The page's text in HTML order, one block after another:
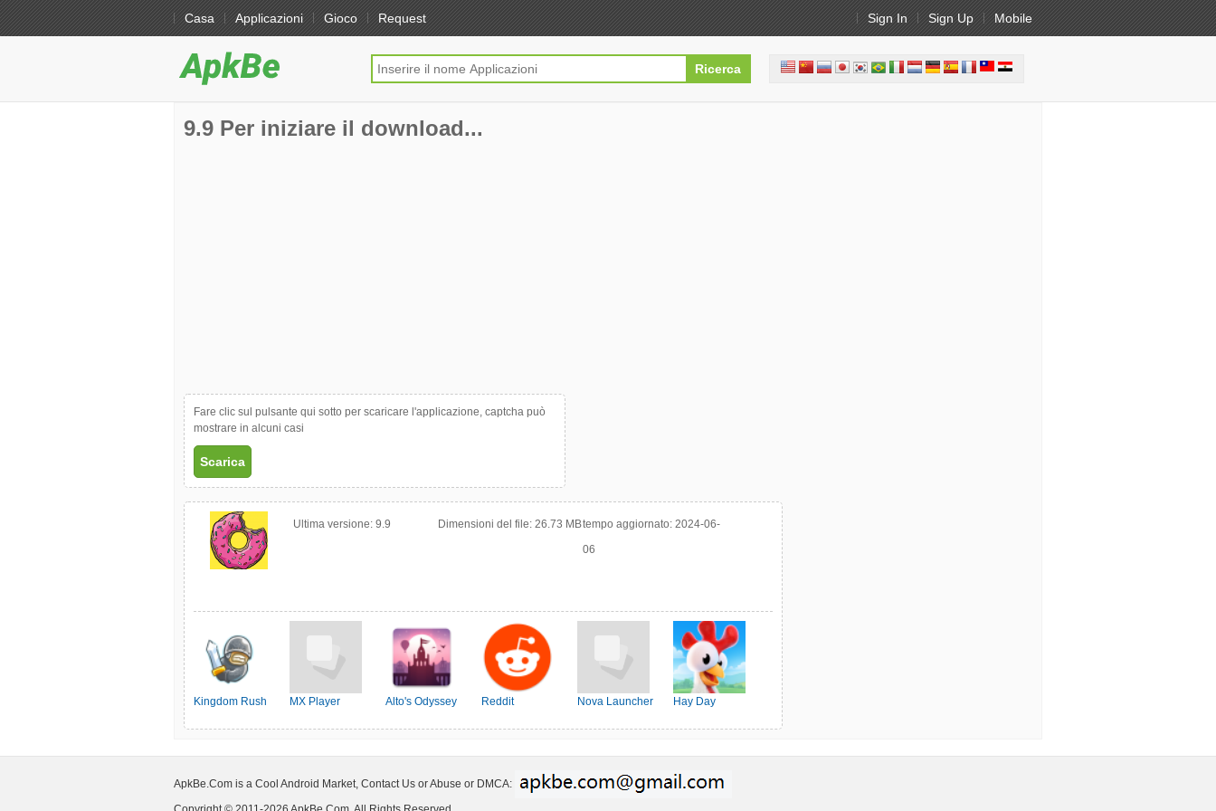
Casa Applicazioni Gioco Request Sign In Sign Up Mobile
9.9 Per iniziare il download...
Fare clic sul pulsante qui sotto per scaricare l'applicazione, captcha può
mostrare in alcuni casi
Scarica
Ultima versione: 9.9 Dimensioni del file: 26.73 MBtempo aggiornato: 2024-06-
06
Kingdom Rush MX Player Alto's Odyssey Reddit Nova Launcher Hay Day
ApkBe.Com is a Cool Android Market, Contact Us or Abuse or DMCA: